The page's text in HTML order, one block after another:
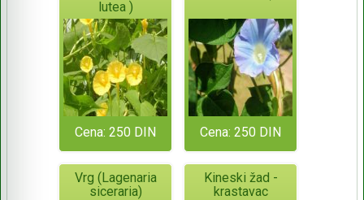
lutea )
Cena: 250 DIN Cena: 250 DIN
Vrg (Lagenaria
siceraria)
Kineski žad -
krastavac